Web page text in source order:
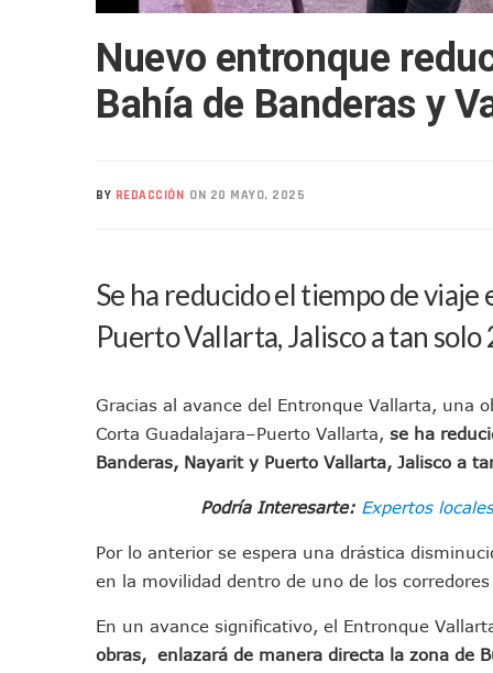
Realizan Operativo
Arquitecto Luis Munguía
Semana Lluviosa Para
Voces Del Orgullo
Nuevo Transporte Eléctrico
Lluvias Y Oleaje Elevado
Jóvenes En Movimiento
Cae El “R1”, Presunto
Muere Manolo Solo, Actor
IMSS Invierte 12.6 MDP En
En Abril 2027 Terminarán
Puerto Vallarta Fortalece
Este Viernes, Lemus
Nidos De Lluvia Busca
Nuevo entronque
Bahía de Banderas y
BY REDACCIÓN ON 20 MAYO, 2025
Se ha reducido el tiempo de
Puerto Vallarta, Jalisco a tan
Gracias al avance del Entronque Vallarta, una
Corta Guadalajara–Puerto Vallarta, se ha
Banderas, Nayarit y Puerto Vallarta, Jalisco a
Podría Interesarte: Expertos
Por lo anterior se espera una drástica
en la movilidad dentro de uno de los
En un avance significativo, el Entronque
obras, enlazará de manera directa la zona de